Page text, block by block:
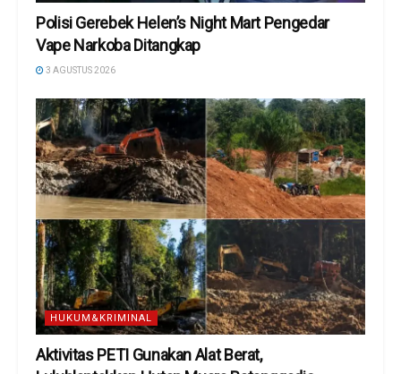
Polisi Gerebek Helen’s Night Mart Pengedar
Vape Narkoba Ditangkap
3 AGUSTUS 2026
HUKUM&KRIMINAL
Aktivitas PETI Gunakan Alat Berat,